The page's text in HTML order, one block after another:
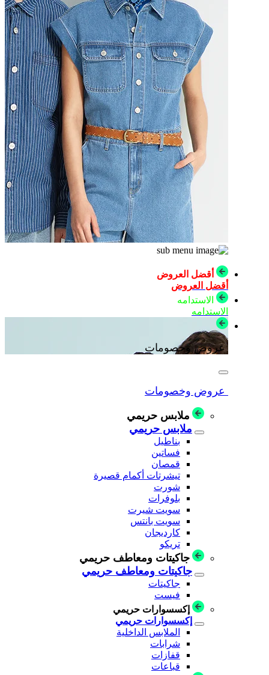
أقضل العروض
أقضل العروض
الاستدامه
الاستدامه
عروض وخصومات
عروض وخصومات
ملابس حريمي
ملابس حريمي
بناطيل
فساتين
قمصان
تيشرتات أكمام قصيرة
شورت
بلوفرات
سويت شيرت
سويت بانتس
كارديجان
تريكو
جاكيتات ومعاطف حريمي
جاكيتات ومعاطف حريمي
جاكيتات
فيست
إكسسوارات حريمي
إكسسوارات حريمي
الملابس الداخلية
شرابات
قفازات
قباعات